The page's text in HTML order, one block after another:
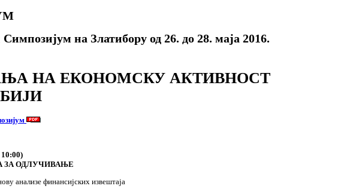
на Златибору од 26. до 28. маја 2016.
НА ЕКОНОМСКУ АКТИВНОСТ
ЗА ОДЛУЧИВАЊЕ
анализе финансијских извештаја